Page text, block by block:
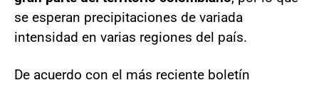
se esperan precipitaciones de variada
intensidad en varias regiones del país.
De acuerdo con el más reciente boletín